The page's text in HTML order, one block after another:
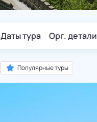
Даты тура Орг. детали
Популярные туры